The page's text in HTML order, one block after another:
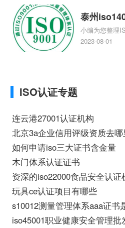
证知识，详情
泰州
泰州
小编为您整理
证、ISO1400
2023-08-01
ISO认证专题
连云港27001认证机构
北京3a企业信用评级资质去
如何申请iso三大证书含金量
木门体系认证证书
资深的iso22000食品安全认证
玩具ce认证项目有哪些
s10012测量管理体系aaa证书
iso45001职业健康安全管理批